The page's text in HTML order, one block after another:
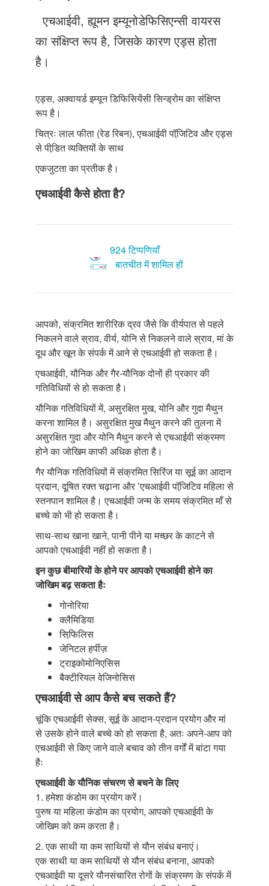
संपर्क करें
एचआईवी, ह्यूमन इम्यूनोडेफिसिएन्सी वायरस
का संक्षिप्त रूप है, जिसके कारण एड्स होता
है।
एड्स, अक्वायर्ड इम्यून डिफिसियेंसी सिन्ड्रोम का संक्षिप्त
रूप है।
चित्रः लाल फीता (रेड रिबन), एचआईवी पॉजि़टिव और एड्स
से पीडि़त व्यक्तियों के साथ
एकजुटता का प्रतीक है।
एचआईवी कैसे होता है?
924 टिप्पणियाँ
बातचीत में शामिल हों
आपको, संक्रमित शारीरिक द्रव जैसे कि वीर्यपात से पहले
निकलने वाले स्राव, वीर्य, योनि से निकलने वाले स्राव, मां के
दूध और खून के संपर्क में आने से एचआईवी हो सकता है।
एचआईवी, यौनिक और गैर-यौनिक दोनों ही प्रकार की
गतिविधियों से हो सकता है।
यौनिक गतिविधियों में, असुरक्षित मुख, योनि और गुदा मैथुन
करना शामिल है। असुरक्षित मुख मैथुन करने की तुलना में
असुरक्षित गुदा और योनि मैथुन करने से एचआईवी संक्रमण
होने का जोखिम काफी अधिक होता है।
गैर यौनिक गतिविधियों में संक्रमित सिरिंज या सूई का आदान
प्रदान, दूषित रक्त चढ़ाना और ’एचआईवी पॉजि़टिव महिला से
स्तनपान शामिल है। एचआईवी जन्म के समय संक्रमित माँ से
बच्चे को भी हो सकता है।
साथ-साथ खाना खाने, पानी पीने या मच्छर के काटने से
आपको एचआईवी नहीं हो सकता है।
इन कुछ बीमारियों के होने पर आपको एचआईवी होने का
जोखिम बढ़ सकता हैः
गोनोरिया
क्लैमिडिया
सिफि़लिस
जेनिटल हर्पीज़
ट्राइकोमोनिएसिस
बैक्टीरियल वेजिनोसिस
एचआईवी से आप कैसे बच सकते हैं?
चूंकि एचआईवी सेक्स, सूई के आदान-प्रदान प्रयोग और मां
से उसके होने वाले बच्चे को हो सकता है, अतः अपने-आप को
एचआईवी से किए जाने वाले बचाव को तीन वर्गों में बांटा गया
हैः
एचआईवी के यौनिक संचरण से बचने के लिए
1. हमेशा कंडोम का प्रयोग करें।
पुरुष या महिला कंडोम का प्रयोग, आपको एचआईवी के
जोखिम को कम करता है।
2. एक साथी या कम साथियों से यौन संबंध बनाएं।
एक साथी या कम साथियों से यौन संबंध बनाना, आपको
एचआईवी या दूसरे यौनसंचारित रोगों के संक्रमण के संपर्क में